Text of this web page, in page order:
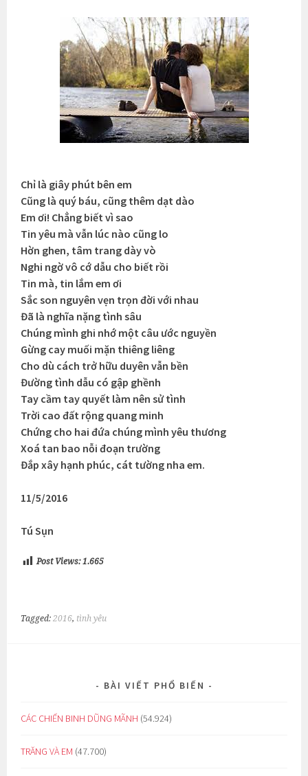
Chỉ là giây phút bên em
Cũng là quý báu, cũng thêm dạt dào
Em ơi! Chẳng biết vì sao
Tin yêu mà vẫn lúc nào cũng lo
Hờn ghen, tâm trang dày vò
Nghi ngờ vô cớ dẫu cho biết rồi
Tin mà, tin lắm em ơi
Sắc son nguyên vẹn trọn đời với nhau
Đã là nghĩa nặng tình sâu
Chúng mình ghi nhớ một câu ước nguyền
Gừng cay muối mặn thiêng liêng
Cho dù cách trở hữu duyên vẫn bền
Đường tình dẫu có gập ghềnh
Tay cầm tay quyết làm nên sử tình
Trời cao đất rộng quang minh
Chứng cho hai đứa chúng mình yêu thương
Xoá tan bao nỗi đoạn trường
Đắp xây hạnh phúc, cát tường nha em.
11/5/2016
Tú Sụn
Post Views: 1.665
Tagged:2016, tình yêu
BÀI VIẾT PHỔ BIẾN
CÁC CHIẾN BINH DŨNG MÃNH (54.924)
TRĂNG VÀ EM (47.700)